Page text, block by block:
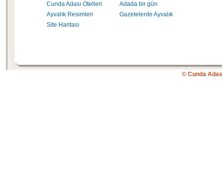
Cunda Adası Otelleri
Ayvalık Resimleri
Site Haritası
Adada bir gün
Gazetelerde Ayvalık
© Cunda